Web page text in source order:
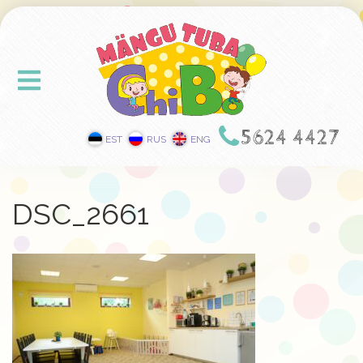
5624 4427
EST RUS ENG
DSC_2661